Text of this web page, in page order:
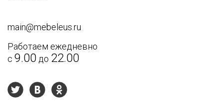
Текст отзыва*
main@mebeleus.ru
Работаем ежедневно
с 9.00 до 22.00